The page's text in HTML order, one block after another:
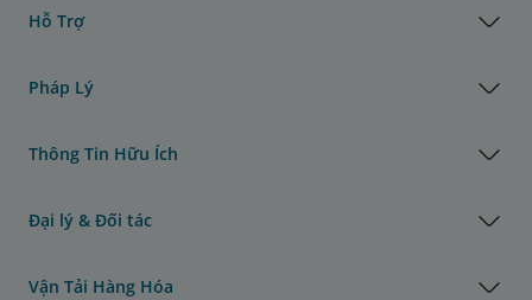
Hỗ Trợ
Pháp Lý
Thông Tin Hữu Ích
Đại lý & Đối tác
Vận Tải Hàng Hóa